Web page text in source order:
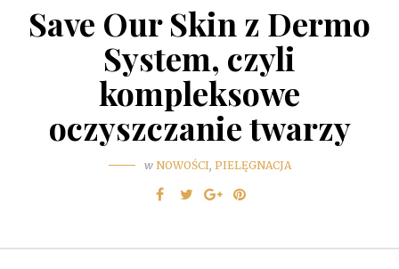
Save Our Skin z Dermo
System, czyli
kompleksowe
oczyszczanie twarzy
w NOWOŚCI, PIELĘGNACJA